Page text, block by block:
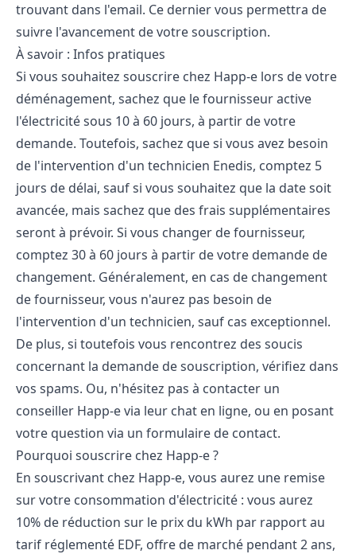
trouvant dans l'email. Ce dernier vous permettra de
suivre l'avancement de votre souscription.
À savoir : Infos pratiques
Si vous souhaitez souscrire chez Happ-e lors de votre
déménagement, sachez que le fournisseur active
l'électricité sous 10 à 60 jours, à partir de votre
demande. Toutefois, sachez que si vous avez besoin
de l'intervention d'un technicien Enedis, comptez 5
jours de délai, sauf si vous souhaitez que la date soit
avancée, mais sachez que des frais supplémentaires
seront à prévoir. Si vous changer de fournisseur,
comptez 30 à 60 jours à partir de votre demande de
changement. Généralement, en cas de changement
de fournisseur, vous n'aurez pas besoin de
l'intervention d'un technicien, sauf cas exceptionnel.
De plus, si toutefois vous rencontrez des soucis
concernant la demande de souscription, vérifiez dans
vos spams. Ou, n'hésitez pas à contacter un
conseiller Happ-e via leur chat en ligne, ou en posant
votre question via un formulaire de contact.
Pourquoi souscrire chez Happ-e ?
En souscrivant chez Happ-e, vous aurez une remise
sur votre consommation d'électricité : vous aurez
10% de réduction sur le prix du kWh par rapport au
tarif réglementé EDF, offre de marché pendant 2 ans,